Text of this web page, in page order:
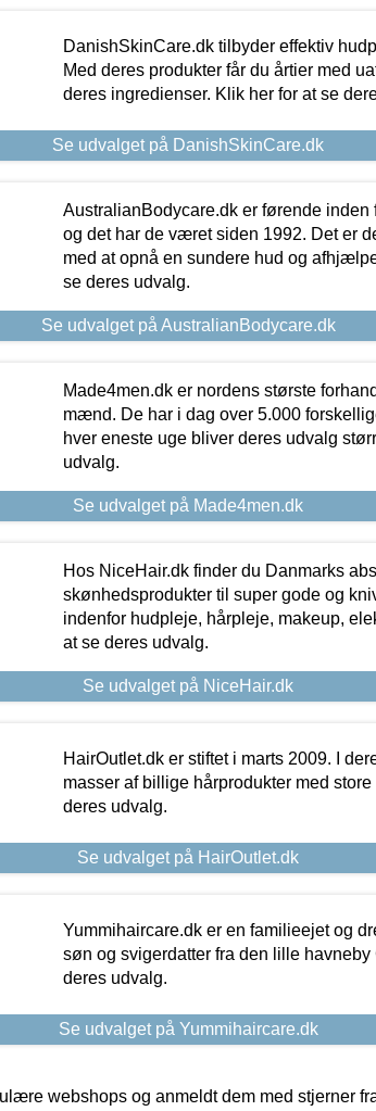
DanishSkinCare.dk tilbyder effektiv
Med deres produkter får du årtier med
deres ingredienser. Klik her for at se
Se udvalget på DanishSkinCare.dk
AustralianBodycare.dk er førende
og det har de været siden 1992. Det er
med at opnå en sundere hud og
se deres udvalg.
Se udvalget på AustralianBodycare.dk
Made4men.dk er nordens største
mænd. De har i dag over 5.000
hver eneste uge bliver deres udvalg
udvalg.
Se udvalget på Made4men.dk
Hos NiceHair.dk finder du Danmarks
skønhedsprodukter til super gode og
indenfor hudpleje, hårpleje, makeup,
at se deres udvalg.
Se udvalget på NiceHair.dk
HairOutlet.dk er stiftet i marts 2009. I
masser af billige hårprodukter med
deres udvalg.
Se udvalget på HairOutlet.dk
Yummihaircare.dk er en familieejet og
søn og svigerdatter fra den lille
deres udvalg.
Se udvalget på Yummihaircare.dk
webshops og anmeldt dem med stjerner